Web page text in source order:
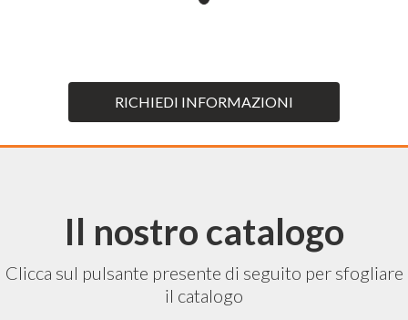
RICHIEDI INFORMAZIONI
Il nostro catalogo
Clicca sul pulsante presente di seguito per sfogliare
il catalogo